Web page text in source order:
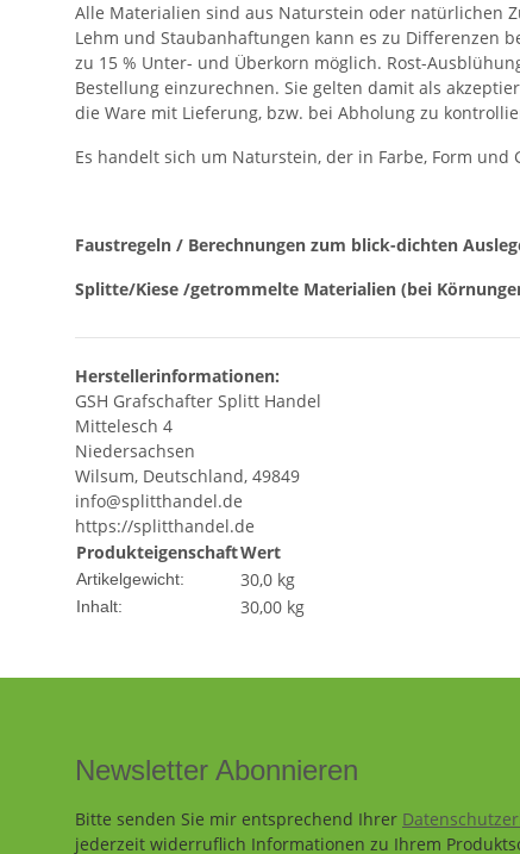
Alle Materialien sind aus Naturstein oder natürlichen
Lehm und Staubanhaftungen kann es zu Differenzen
zu 15 % Unter- und Überkorn möglich. Rost-
Bestellung einzurechnen. Sie gelten damit als
die Ware mit Lieferung, bzw. bei Abholung zu
Es handelt sich um Naturstein, der in Farbe, Form
Faustregeln / Berechnungen zum blick-dichten
Splitte/Kiese /getrommelte Materialien (bei
Herstellerinformationen:
GSH Grafschafter Splitt Handel
Mittelesch 4
Niedersachsen
Wilsum, Deutschland, 49849
info@splitthandel.de
https://splitthandel.de
ProdukteigenschaftWert
Artikelgewicht: 30,0 kg
Inhalt: 30,00 kg
Newsletter Abonnieren
Bitte senden Sie mir entsprechend Ihrer
jederzeit widerruflich Informationen zu Ihrem